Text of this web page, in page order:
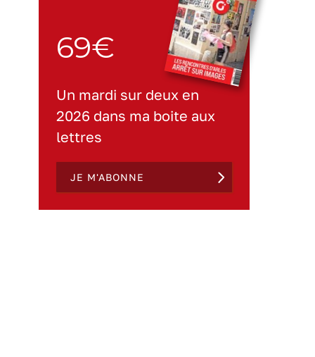
69€
Un mardi sur deux en
2026 dans ma boite aux
lettres
JE M'ABONNE